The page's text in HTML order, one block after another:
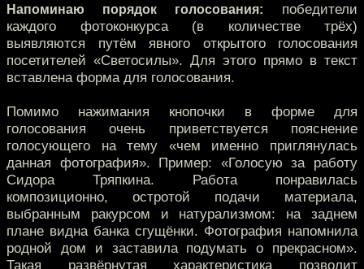
Напоминаю порядок голосования:
победители
каждого фотоконкурса (в количестве трёх)
выявляются путём явного открытого голосования
посетителей «Светосилы». Для этого прямо в текст
вставлена форма для голосования.
Помимо нажимания кнопочки в форме для
голосования очень приветствуется пояснение
голосующего на тему «чем именно приглянулась
данная фотография». Пример: «Голосую за работу
Сидора Тряпкина. Работа понравилась
композиционно, остротой подачи материала,
выбранным ракурсом и натурализмом: на заднем
плане видна банка сгущёнки. Фотография напомнила
родной дом и заставила подумать о прекрасном».
Такая развёрнутая характеристика позволит